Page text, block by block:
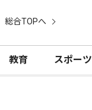
総合TOPへ
教育 スポーツ